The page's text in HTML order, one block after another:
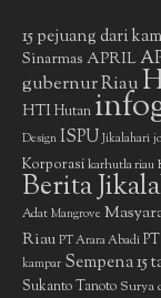
15 pejuang dari
Sinarmas APRIL
gubernur Riau
HTIHutan
Design ISPU Jikalahari
Korporasikarhutla riau
Berita
Adat Mangrove
Riau PT Arara Abadi
kampar Sempena 15
Sukanto Tanoto Surya